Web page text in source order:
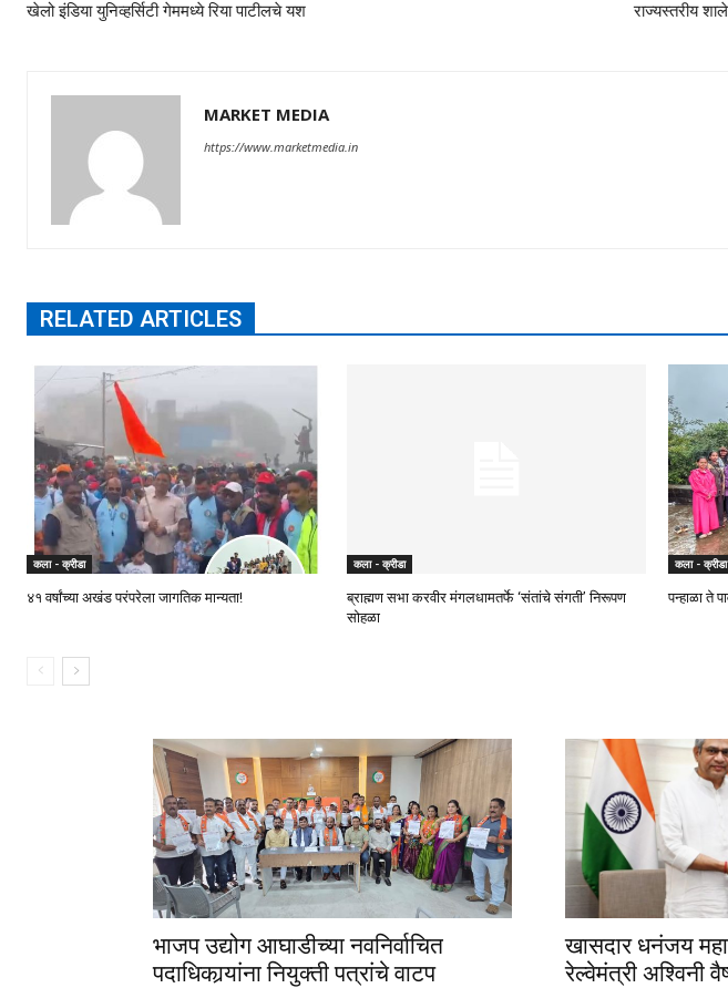
खेलो इंडिया युनिव्हर्सिटी गेममध्ये रिया पाटीलचे यश राज्यस्तरीय
MARKET MEDIA
https://www.marketmedia.in
RELATED ARTICLES
कला - क्रीडा
४१ वर्षांच्या अखंड परंपरेला जागतिक मान्यता!
कला - क्रीडा
ब्राह्मण सभा करवीर मंगलधामतर्फे ‘संतांचे संगती’ निरूपण
सोहळा
कला - क्रीडा
पन्हाळा ते
भाजप उद्योग आघाडीच्या नवनिर्वाचित
पदाधिकार्‍यांना नियुक्ती पत्रांचे वाटप
खासदार धनंजय
रेल्वेमंत्री अश्विनी